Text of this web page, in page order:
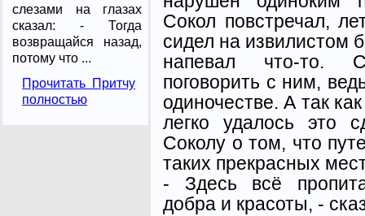
слезами на глазах
сказал: - Тогда
возвращайся назад,
потому что ...
Прочитать Притчу
полностью
Сокол повстречал,
сидел на извилистом
напевал что-то.
поговорить с ним,
одиночестве. А так
легко удалось это
Соколу о том, что
таких прекрасных
- Здесь всё
добра и красоты, -